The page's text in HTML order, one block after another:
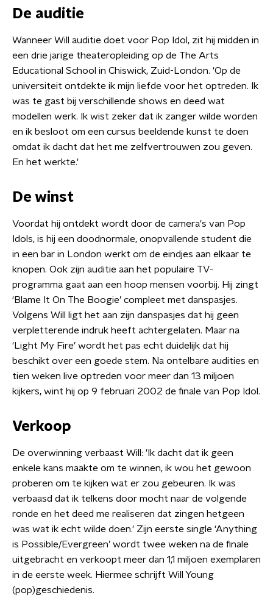
De auditie
Wanneer Will auditie doet voor Pop Idol, zit hij midden in
een drie jarige theateropleiding op de The Arts
Educational School in Chiswick, Zuid-London. 'Op de
universiteit ontdekte ik mijn liefde voor het optreden. Ik
was te gast bij verschillende shows en deed wat
modellen werk. Ik wist zeker dat ik zanger wilde worden
en ik besloot om een cursus beeldende kunst te doen
omdat ik dacht dat het me zelfvertrouwen zou geven.
En het werkte.'
De winst
Voordat hij ontdekt wordt door de camera's van Pop
Idols, is hij een doodnormale, onopvallende student die
in een bar in London werkt om de eindjes aan elkaar te
knopen. Ook zijn auditie aan het populaire TV-
programma gaat aan een hoop mensen voorbij. Hij zingt
‘Blame It On The Boogie’ compleet met danspasjes.
Volgens Will ligt het aan zijn danspasjes dat hij geen
verpletterende indruk heeft achtergelaten. Maar na
‘Light My Fire’ wordt het pas echt duidelijk dat hij
beschikt over een goede stem. Na ontelbare audities en
tien weken live optreden voor meer dan 13 miljoen
kijkers, wint hij op 9 februari 2002 de finale van Pop Idol.
Verkoop
De overwinning verbaast Will: 'Ik dacht dat ik geen
enkele kans maakte om te winnen, ik wou het gewoon
proberen om te kijken wat er zou gebeuren. Ik was
verbaasd dat ik telkens door mocht naar de volgende
ronde en het deed me realiseren dat zingen hetgeen
was wat ik echt wilde doen.' Zijn eerste single ‘Anything
is Possible/Evergreen’ wordt twee weken na de finale
uitgebracht en verkoopt meer dan 1,1 miljoen exemplaren
in de eerste week. Hiermee schrijft Will Young
(pop)geschiedenis.